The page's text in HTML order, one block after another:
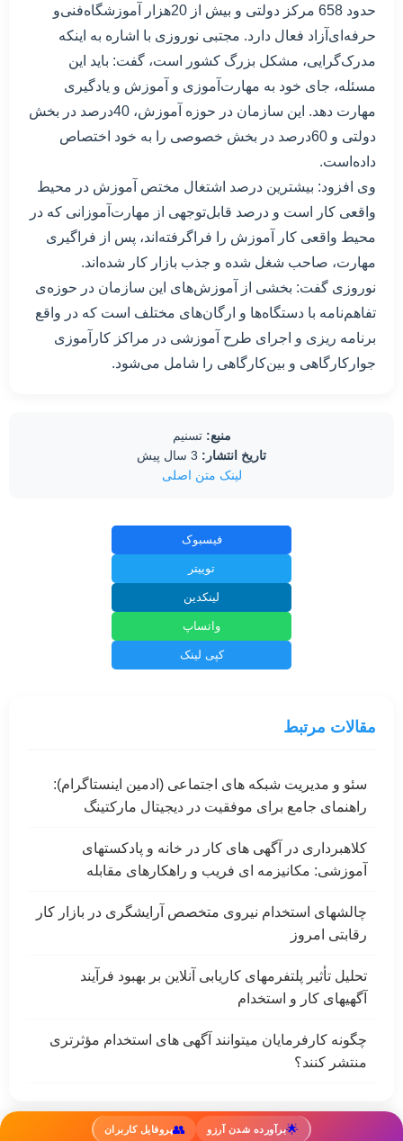
🌟برآورده شدن آرزو 👥پروفایل کاربران
حدود 658 مرکز دولتی و بیش از 20هزار آموزشگاه‌فنی‌و
حرفه‌ای‌آزاد فعال دارد. مجتبی نوروزی با اشاره به اینکه
مدرک‌گرایی، مشکل بزرگ کشور است، گفت: باید این
مسئله، جای خود به مهارت‌آموزی و آموزش و یادگیری
مهارت دهد. این سازمان در حوزه آموزش، 40درصد در بخش
دولتی و 60درصد در بخش خصوصی را به خود اختصاص
داده‌است.
وی افزود: بیشترین درصد اشتغال مختص آموزش در محیط
واقعی کار است و درصد قابل‌توجهی از مهارت‌آموزانی که در
محیط واقعی کار آموزش را فراگرفته‌اند، پس از فراگیری
مهارت، صاحب شغل شده و جذب بازار کار شده‌اند.
نوروزی گفت: بخشی از آموزش‌های این سازمان در حوزه‌ی
تفاهم‌نامه با دستگاه‌ها و ارگان‌های مختلف است که در واقع
برنامه ریزی و اجرای طرح آموزشی در مراکز کارآموزی
جوارکارگاهی و بین‌کارگاهی را شامل می‌شود.
منبع: تسنیم
تاریخ انتشار:
لینک متن اصلی
فیسبوک
توییتر
لینکدین
واتساپ
کپی لینک
مقالات مرتبط
سئو و مدیریت شبکه های اجتماعی (ادمین اینستاگرام):
راهنمای جامع برای موفقیت در دیجیتال مارکتینگ
کلاهبرداری در آگهی های کار در خانه و پادکستهای
آموزشی: مکانیزمه ای فریب و راهکارهای مقابله
چالشهای استخدام نیروی متخصص آرایشگری در بازار کار
رقابتی امروز
تحلیل تأثیر پلتفرمهای کاریابی آنلاین بر بهبود فرآیند
آگهیهای کار و استخدام
چگونه کارفرمایان میتوانند آگهی های استخدام مؤثرتری
منتشر کنند؟